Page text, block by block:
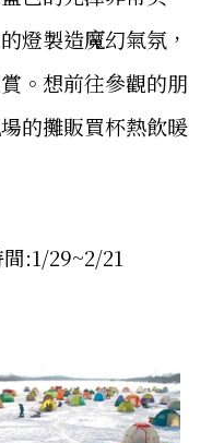
燈製造魔幻氣氛，
。想前往參觀的朋
的攤販買杯熱飲暖
:1/29~2/21